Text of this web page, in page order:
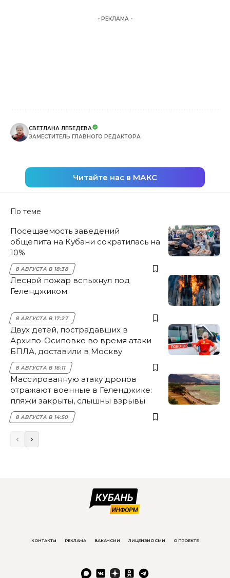
- РЕКЛАМА -
СВЕТЛАНА ЛЕБЕДЕВА
ЗАМЕСТИТЕЛЬ ГЛАВНОГО РЕДАКТОРА
Читайте нас в МАКС
По теме
Посещаемость заведений
общепита на Кубани сократилась на
10%
8 АВГУСТА В 18:38
Лесной пожар вспыхнул под
Геленджиком
8 АВГУСТА В 17:27
Двух детей, пострадавших в
Архипо-Осиповке во время атаки
БПЛА, доставили в Москву
8 АВГУСТА В 16:11
Массированную атаку дронов
отражают военные в Геленджике:
пляжи закрыты, слышны взрывы
8 АВГУСТА В 14:50
КОНТАКТЫ РЕКЛАМА ВАКАНСИИ ЛИЦЕНЗИЯ СМИ О ПРОЕКТЕ